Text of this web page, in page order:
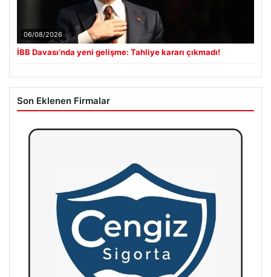
06/08/2026
İBB Davası’nda yeni gelişme: Tahliye kararı çıkmadı!
Son Eklenen Firmalar